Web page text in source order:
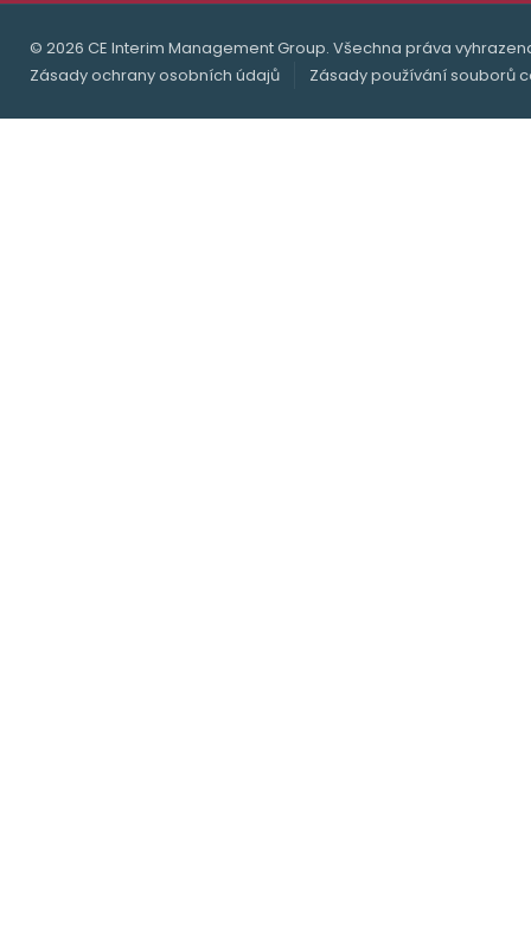
© 2026 CE Interim Management Group. Všechna práva
Zásady ochrany osobních údajů
Zásady používání souborů